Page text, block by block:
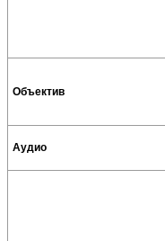
Объектив
Аудио